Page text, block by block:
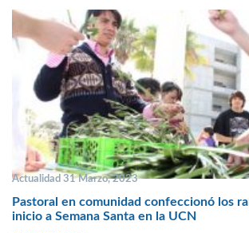
Actualidad 31 Marzo, 2023
Pastoral en comunidad confeccionó los
inicio a Semana Santa en la UCN